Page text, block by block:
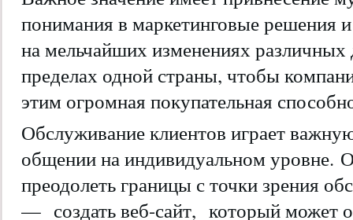
понимания в маркетинговые решения
на мельчайших изменениях
пределах одной страны, чтобы
этим огромная покупательная
Обслуживание клиентов играет
общении на индивидуальном уровне.
преодолеть границы с точки зрения
— создать веб-сайт, который может